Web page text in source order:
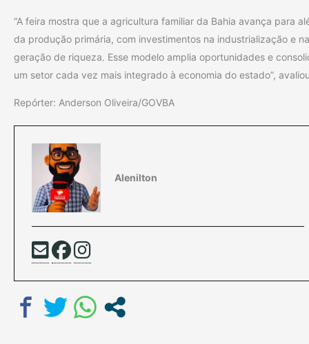
“A feira mostra que a agricultura familiar da Bahia avança para
da produção primária, com investimentos na industrialização e na
geração de riqueza. Esse modelo amplia oportunidades e
um setor cada vez mais integrado à economia do estado”,
Repórter: Anderson Oliveira/GOVBA
Alenilton